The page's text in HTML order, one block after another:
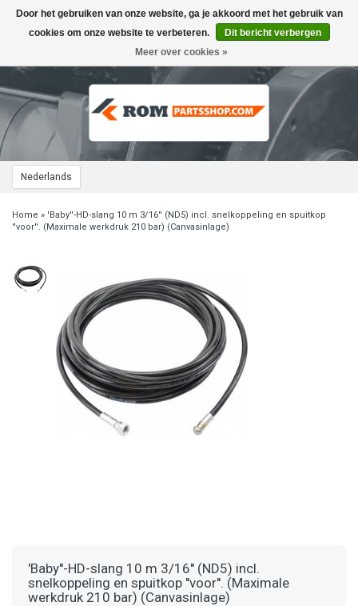
Nederlands
Toggle
navigation
Home » 'Baby''-HD-slang 10 m 3/16'' (ND5) incl. snelkoppeling en spuitkop
''voor''. (Maximale werkdruk 210 bar) (Canvasinlage)
'Baby''-HD-slang 10 m 3/16'' (ND5) incl.
snelkoppeling en spuitkop ''voor''. (Maximale
werkdruk 210 bar) (Canvasinlage)
Door het gebruiken van onze website, ga je akkoord met het gebruik van
cookies om onze website te verbeteren.
Dit bericht verbergen
Meer over cookies »